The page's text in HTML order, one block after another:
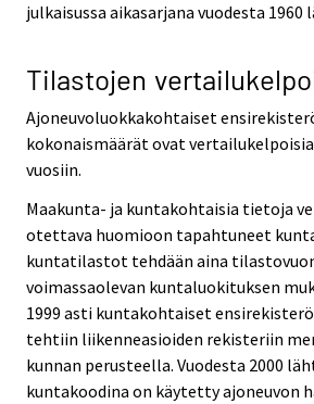
julkaisussa aikasarjana vuodesta 1960
Tilastojen
Ajoneuvoluokkakohtaiset
kokonaismäärät ovat
vuosiin.
Maakunta- ja kuntakohtaisia tietoja
otettava huomioon tapahtuneet
kuntatilastot tehdään aina
voimassaolevan kuntaluokituksen
1999 asti kuntakohtaiset
tehtiin liikenneasioiden rekisteriin
kunnan perusteella. Vuodesta 2000
kuntakoodina on käytetty ajoneuvon